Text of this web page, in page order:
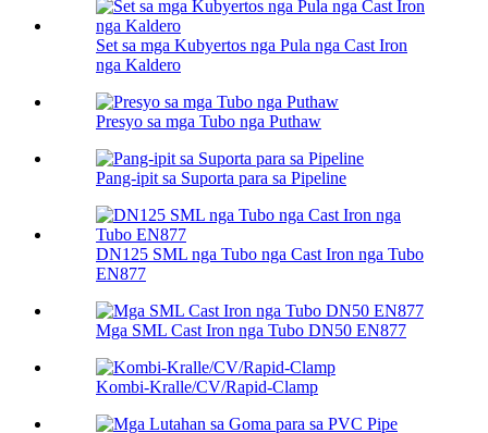
Set sa mga Kubyertos nga Pula nga Cast Iron
nga Kaldero
Presyo sa mga Tubo nga Puthaw
Pang-ipit sa Suporta para sa Pipeline
DN125 SML nga Tubo nga Cast Iron nga Tubo
EN877
Mga SML Cast Iron nga Tubo DN50 EN877
Kombi-Kralle/CV/Rapid-Clamp